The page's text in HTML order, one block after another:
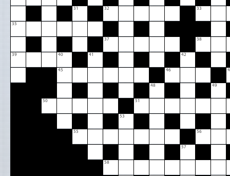
31 32 33
35
37 38
39 40 41 42
45 46
48 49
50 51
53
55 56
57
58